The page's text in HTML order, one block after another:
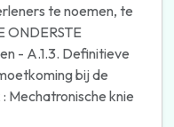
te noemen, te
ONDERSTE
- A.1.3. Definitieve
bij de
Mechatronische knie